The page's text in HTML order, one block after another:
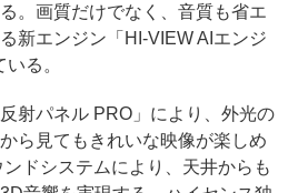
。画質だけでなく、音質も省エ
新エンジン「HI-VIEW AIエンジ
る。
射パネル PRO」により、外光の
ら見てもきれいな映像が楽しめ
ドシステムにより、天井からも